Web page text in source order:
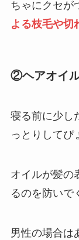
ちゃにクセが
よる枝毛や切
②ヘアオイ
寝る前に少し
っとりしてぴ
オイルが髪の
るのを防いで
男性の場合は